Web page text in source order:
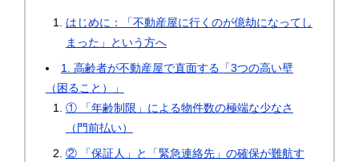
はじめに：「不動産屋に行くのが億劫になってし
まった」という方へ
1. 高齢者が不動産屋で直面する「3つの高い壁
（困ること）」
① 「年齢制限」による物件数の極端な少なさ
（門前払い）
② 「保証人」と「緊急連絡先」の確保が難航す